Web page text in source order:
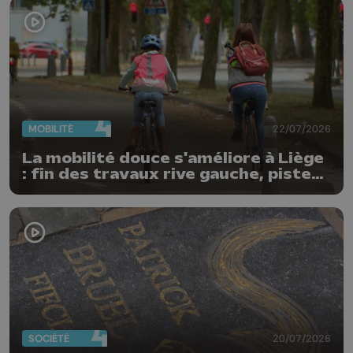
MOBILITÉ 22/07/2026
La mobilité douce s'améliore à Liège
: fin des travaux rive gauche, pistes
Guillemins...
SOCIÉTÉ 20/07/2026